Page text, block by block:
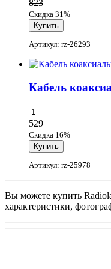
823
Скидка 31%
Артикул: rz-26293
Кабель
529
Скидка 16%
Артикул: rz-25978
Вы можете купить
характеристики,